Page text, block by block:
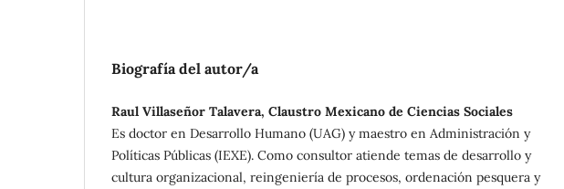
Biografía del autor/a
Raul Villaseñor Talavera, Claustro Mexicano de Ciencias Sociales
Es doctor en Desarrollo Humano (UAG) y maestro en Administración y
Políticas Públicas (IEXE). Como consultor atiende temas de desarrollo y
cultura organizacional, reingeniería de procesos, ordenación pesquera y